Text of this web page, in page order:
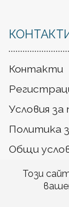
Контакти
Условия за
Политика
Общи
Доставка
Този